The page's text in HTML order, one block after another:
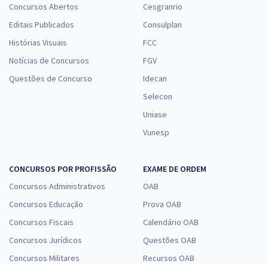
Concursos Abertos
Editais Publicados
Histórias Visuais
Notícias de Concursos
Questões de Concurso
Cesgranrio
Consulplan
FCC
FGV
Idecan
Selecon
Uniase
Vunesp
CONCURSOS POR PROFISSÃO
Concursos Administrativos
Concursos Educação
Concursos Fiscais
Concursos Jurídicos
Concursos Militares
EXAME DE ORDEM
OAB
Prova OAB
Calendário OAB
Questões OAB
Recursos OAB